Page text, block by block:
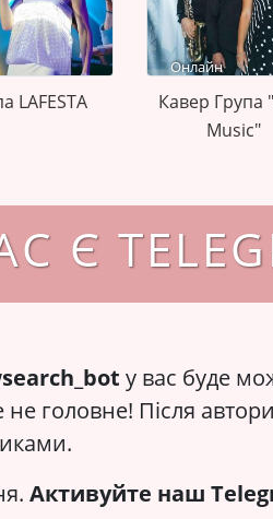
LAFESTA
Онлайн
Кавер Група
Music"
Є
у вас буде
головне! Після
Активуйте наш